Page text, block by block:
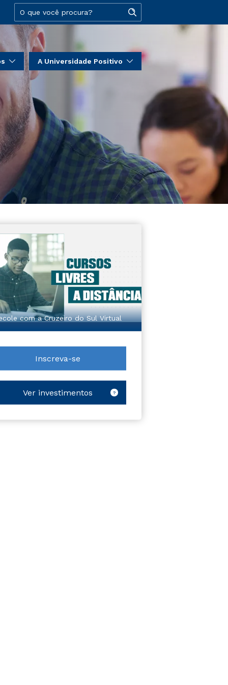
A Universidade Positivo
com a Cruzeiro do Sul Virtual
Inscreva-se
Ver investimentos ?